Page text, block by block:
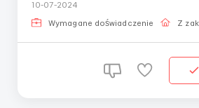
dni w tygodniu przez 10-12 godzin
10-07-2024
Wymagane doświadczenie Z